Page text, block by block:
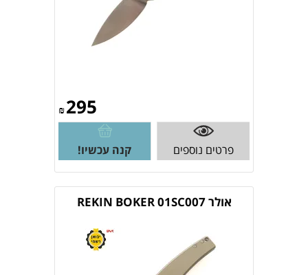
₪295
פרטים נוספים קנה עכשיו!
אולר REKIN BOKER 01SC007